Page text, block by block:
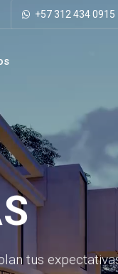
+57 312 434 0915
tus